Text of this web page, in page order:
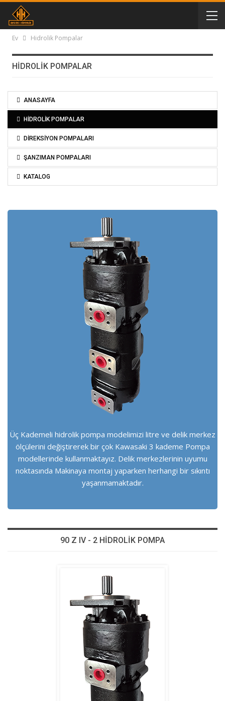
Ev Hidrolik Pompalar
HIDROLIK POMPALAR
ANASAYFA
HİDROLİK POMPALAR
DİREKSİYON POMPALARI
ŞANZIMAN POMPALARI
KATALOG
Üç Kademeli hidrolik pompa modelimizi litre ve delik merkez
ölçülerini değiştirerek bir çok Kawasaki 3 kademe Pompa
modellerinde kullanmaktayız. Delik merkezlerinin uyumu
noktasında Makinaya montaj yaparken herhangi bir sıkıntı
yaşanmamaktadır.
90 Z IV - 2 HİDROLİK POMPA